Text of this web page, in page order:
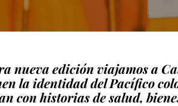
nueva edición viajamos a
la identidad del Pacífico
con historias de salud,